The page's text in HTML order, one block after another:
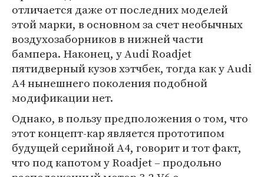
отличается даже от последних моделей
этой марки, в основном за счет необычных
воздухозаборников в нижней части
бампера. Наконец, у Audi Roadjet
пятидверный кузов хэтчбек, тогда как у Audi
A4 нынешнего поколения подобной
модификации нет.
Однако, в пользу предположения о том, что
этот концепт-кар является прототипом
будущей серийной A4, говорит и тот факт,
что под капотом у Roadjet – продольно